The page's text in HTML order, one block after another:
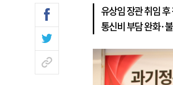
유상임 장관 취임
통신비 부담 완화·